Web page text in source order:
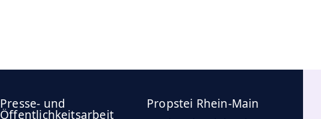
Presse- und
Öffentlichkeitsarbeit
Propstei Rhein-Main